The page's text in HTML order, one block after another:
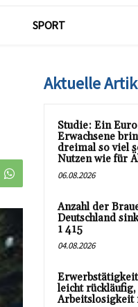
SPORT
Aktuelle
Studie: Ein
Erwachsene
dreimal so viel
Nutzen wie für
06.08.2026
Anzahl der
Deutschland
1 415
04.08.2026
leicht rückläufig,
Arbeitslosigkeit